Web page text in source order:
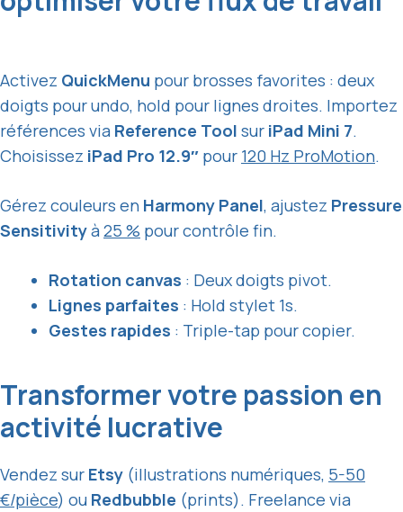
Activez QuickMenu pour brosses favorites : deux
doigts pour undo, hold pour lignes droites. Importez
références via Reference Tool sur iPad Mini 7.
Choisissez iPad Pro 12.9″ pour 120 Hz ProMotion.
Gérez couleurs en Harmony Panel, ajustez Pressure
Sensitivityà25 % pour contrôle fin.
Rotation canvas : Deux doigts pivot.
Lignes parfaites : Hold stylet 1s.
Gestes rapides : Triple-tap pour copier.
Transformer votre passion en
activité lucrative
Vendez sur Etsy (illustrations numériques, 5-50
€/pièce) ou Redbubble (prints). Freelance via